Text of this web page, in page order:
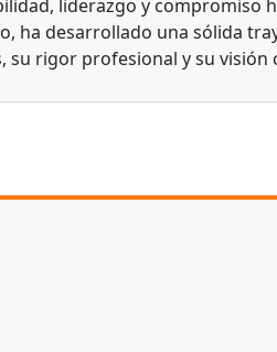
liderazgo y compromiso
ha desarrollado una sólida
su rigor profesional y su visión